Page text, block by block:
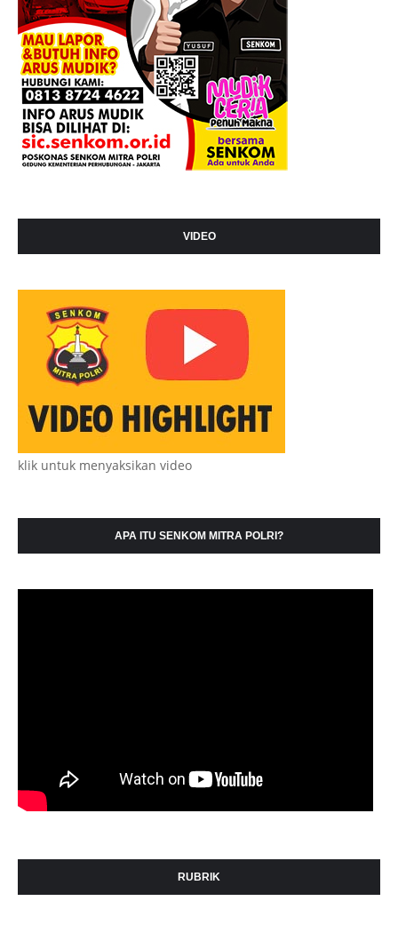
VIDEO
klik untuk menyaksikan video
APA ITU SENKOM MITRA POLRI?
RUBRIK